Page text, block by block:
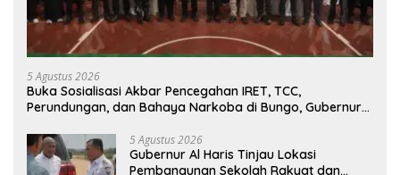
5 Agustus 2026
Buka Sosialisasi Akbar Pencegahan IRET, TCC,
Perundungan, dan Bahaya Narkoba di Bungo, Gubernur
depan sudah ada di tangan”
5 Agustus 2026
Gubernur Al Haris Tinjau Lokasi
Pembangunan Sekolah Rakyat dan